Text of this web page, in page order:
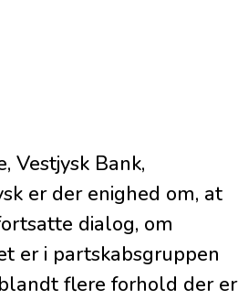
, Vestjysk Bank,
er der enighed om, at
dialog, om
er i partskabsgruppen
flere forhold der er